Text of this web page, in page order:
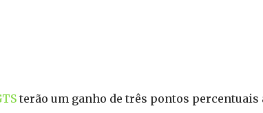
terão um ganho de três pontos percentuais